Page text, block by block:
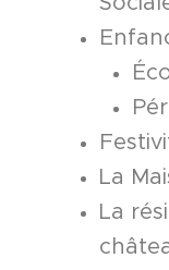
La
La